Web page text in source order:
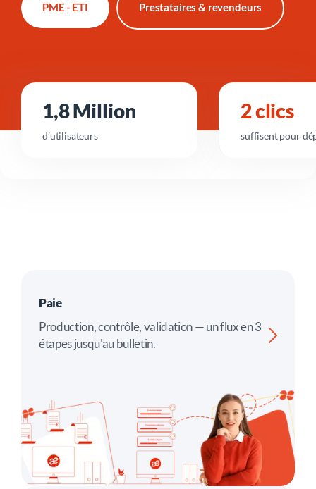
PME - ETI Prestataires & revendeurs
1,8 Million
d’utilisateurs
2 clics
suffisent pour
Paie
Production, contrôle, validation — un flux en 3
étapes jusqu'au bulletin.